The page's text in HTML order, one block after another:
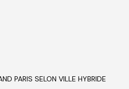
PARIS SELON VILLE HYBRIDE